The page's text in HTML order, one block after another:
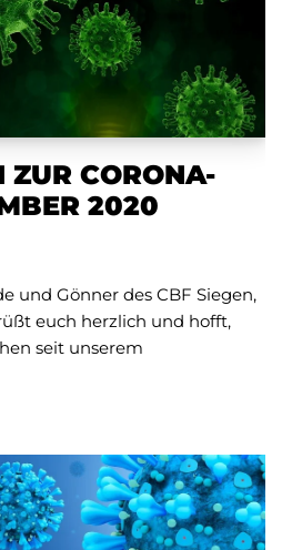
ZUR CORONA-
2020
und Gönner des CBF Siegen,
euch herzlich und hofft,
seit unserem